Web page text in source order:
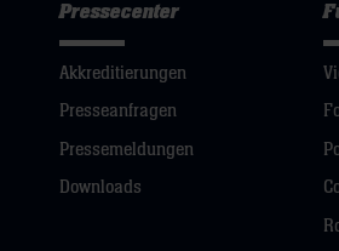
Pressecenter
Akkreditierungen
Presseanfragen
Pressemeldungen
Downloads